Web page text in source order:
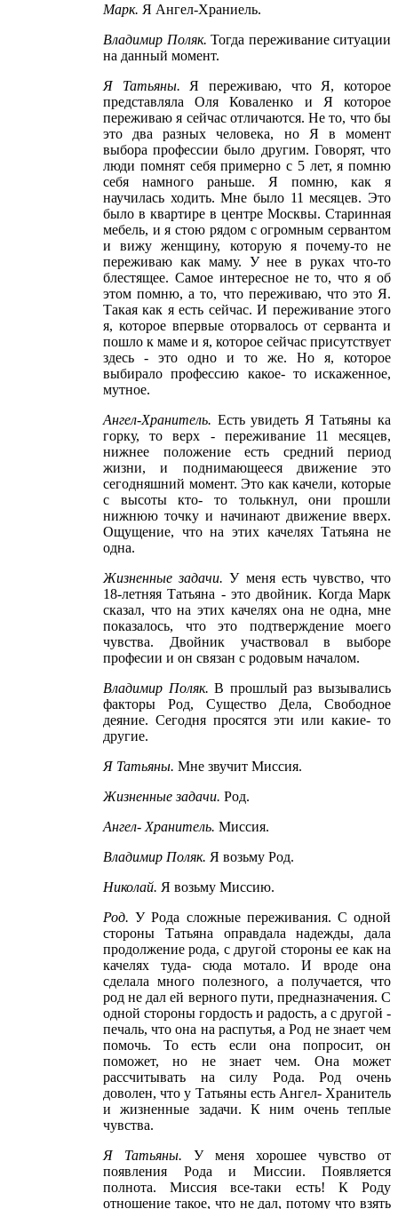
Марк. Я Ангел-Храниель.
Владимир Поляк. Тогда переживание ситуации
на данный момент.
Я Татьяны. Я переживаю, что Я, которое
представляла Оля Коваленко и Я которое
переживаю я сейчас отличаются. Не то, что бы
это два разных человека, но Я в момент
выбора профессии было другим. Говорят, что
люди помнят себя примерно с 5 лет, я помню
себя намного раньше. Я помню, как я
научилась ходить. Мне было 11 месяцев. Это
было в квартире в центре Москвы. Старинная
мебель, и я стою рядом с огромным сервантом
и вижу женщину, которую я почему-то не
переживаю как маму. У нее в руках что-то
блестящее. Самое интересное не то, что я об
этом помню, а то, что переживаю, что это Я.
Такая как я есть сейчас. И переживание этого
я, которое впервые оторвалось от серванта и
пошло к маме и я, которое сейчас присутствует
здесь - это одно и то же. Но я, которое
выбирало профессию какое- то искаженное,
мутное.
Ангел-Хранитель. Есть увидеть Я Татьяны ка
горку, то верх - переживание 11 месяцев,
нижнее положение есть средний период
жизни, и поднимающееся движение это
сегодняшний момент. Это как качели, которые
с высоты кто- то толькнул, они прошли
нижнюю точку и начинают движение вверх.
Ощущение, что на этих качелях Татьяна не
одна.
Жизненные задачи.У меня есть чувство, что
18-летняя Татьяна - это двойник. Когда Марк
сказал, что на этих качелях она не одна, мне
показалось, что это подтверждение моего
чувства. Двойник участвовал в выборе
професии и он связан с родовым началом.
Владимир Поляк.В прошлый раз вызывались
факторы Род, Существо Дела, Свободное
деяние. Сегодня просятся эти или какие- то
другие.
Я Татьяны. Мне звучит Миссия.
Жизненные задачи. Род.
Ангел- Хранитель. Миссия.
Владимир Поляк. Я возьму Род.
Николай. Я возьму Миссию.
Род.У Рода сложные переживания. С одной
стороны Татьяна оправдала надежды, дала
продолжение рода, с другой стороны ее как на
качелях туда- сюда мотало. И вроде она
сделала много полезного, а получается, что
род не дал ей верного пути, предназначения. С
одной стороны гордость и радость, а с другой -
печаль, что она на распутья, а Род не знает чем
помочь. То есть если она попросит, он
поможет, но не знает чем. Она может
рассчитывать на силу Рода. Род очень
доволен, что у Татьяны есть Ангел- Хранитель
и жизненные задачи. К ним очень теплые
чувства.
Я Татьяны. У меня хорошее чувство от
появления Рода и Миссии. Появляется
полнота. Миссия все-таки есть! К Роду
отношение такое, что не дал, потому что взять